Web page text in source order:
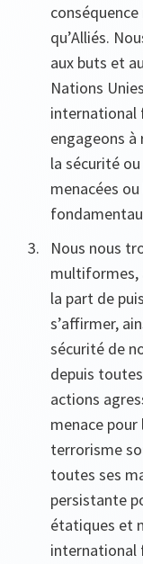
qu’Alliés.
aux buts et
Nations
international
engageons
la sécurité
menacées
Nous nous
multiformes,
la part de
s’affirmer,
sécurité de
depuis
actions
menace
terrorisme
toutes ses
persistante
étatiques et
international